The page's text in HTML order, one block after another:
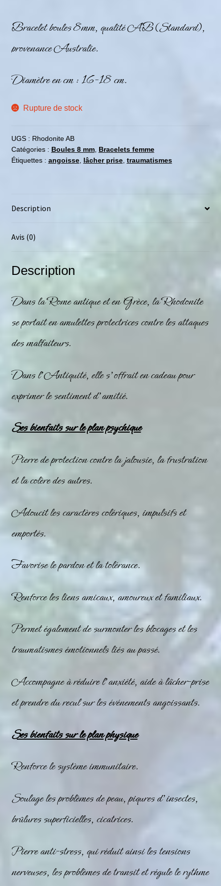
Bracelet boules 8mm, qualité AB (Standard),
provenance Australie.
Diamètre en cm : 16-18 cm.
Rupture de stock
UGS : Rhodonite AB
Catégories : Boules 8 mm, Bracelets femme
Étiquettes : angoisse, lâcher prise, traumatismes
Description
Avis (0)
Description
Dans la Rome antique et en Grèce, laRhodonite
se portait en amulettes protectrices contre les attaques
des malfaiteurs.
Dans l’Antiquité, elle s’offrait en cadeau pour
exprimer le sentiment d’amitié.
Ses bienfaits sur le plan psychique
Pierre de protection contre la jalousie, la frustration
et la colère des autres.
Adoucit les caractères colériques, impulsifs et
emportés.
Favorise le pardon et la tolérance.
Renforce les liens amicaux, amoureux et familiaux.
Permet également de surmonter les blocages et les
traumatismes émotionnels liés au passé.
Accompagne à réduire l’anxiété, aide à lâcher-prise
et prendre du recul sur les événements angoissants.
Ses bienfaits sur le plan physique
Renforce le système immunitaire.
Soulage les problèmes de peau, piqures d’insectes,
brûlures superficielles, cicatrices.
Pierre anti-stress, qui réduit ainsi les tensions
nerveuses, les problèmes de transit et régule le rythme